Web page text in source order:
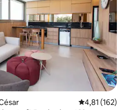
Prosječna
4,81 (162)